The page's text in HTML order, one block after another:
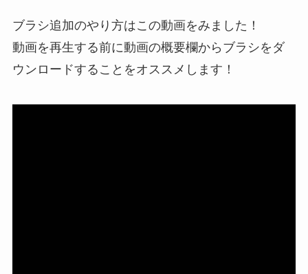
ブラシ追加のやり方はこの動画をみました！
動画を再生する前に動画の概要欄からブラシをダ
ウンロードすることをオススメします！